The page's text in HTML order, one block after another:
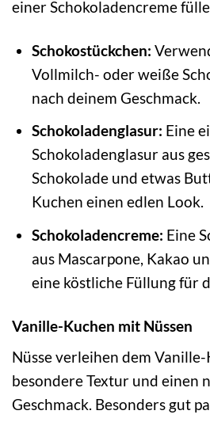
einer Schokoladencreme
Schokostückchen:
Vollmilch- oder weiße
nach deinem Geschmack.
Schokoladenglasur: Eine
Schokoladenglasur aus
Schokolade und etwas
Kuchen einen edlen Look.
Schokoladencreme: Eine
aus Mascarpone, Kakao
eine köstliche Füllung für
Vanille-Kuchen mit Nüssen
Nüsse verleihen dem
besondere Textur und einen
Geschmack. Besonders gut